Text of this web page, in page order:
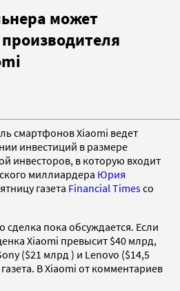
может
смартфонов Xiaomi ведет
инвестиций в размере
инвесторов, в которую входит
миллиардера Юрия
газета Financial Timesсо
сделка пока обсуждается. Если
Xiaomi превысит $40 млрд,
($21 млрд ) и Lenovo ($14,5
В Xiaomi от комментариев